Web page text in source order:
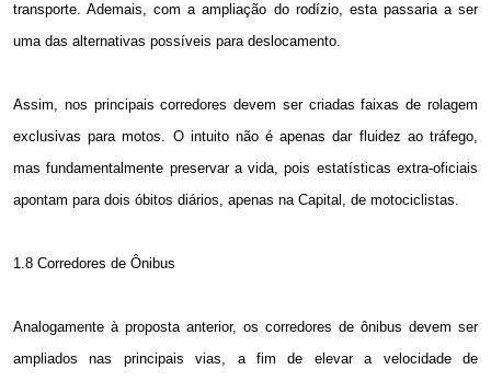
transporte. Ademais, com a ampliação do rodízio, esta passaria a ser
uma das alternativas possíveis para deslocamento.
Assim, nos principais corredores devem ser criadas faixas de rolagem
exclusivas para motos. O intuito não é apenas dar fluidez ao tráfego,
mas fundamentalmente preservar a vida, pois estatísticas extra-oficiais
apontam para dois óbitos diários, apenas na Capital, de motociclistas.
1.8 Corredores de Ônibus
Analogamente à proposta anterior, os corredores de ônibus devem ser
ampliados nas principais vias, a fim de elevar a velocidade de